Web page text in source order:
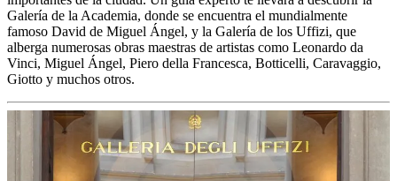
Galería de la Academia, donde se encuentra el mundialmente
famoso David de Miguel Ángel, y la Galería de los Uffizi, que
alberga numerosas obras maestras de artistas como Leonardo da
Vinci, Miguel Ángel, Piero della Francesca, Botticelli, Caravaggio,
Giotto y muchos otros.